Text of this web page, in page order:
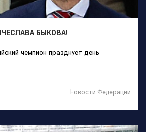
БЫКОВА!
чемпион празднует день
Новости Федерации